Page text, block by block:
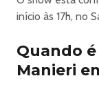
Mauricio Manieri
Tour
agosto de 2026
início às 17h, no
Quando
Manieri